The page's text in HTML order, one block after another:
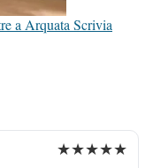
a Arquata Scrivia
★★★★★